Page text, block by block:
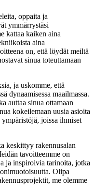
oppaita ja
ymmärrystäsi
kattaa kaiken aina
aina
on, että löydät meiltä
sinua toteuttamaan
ja uskomme, että
dynaamisessa maailmassa.
auttaa sinua ottamaan
kokeilemaan uusia asioita
joissa ihmiset
keskittyy rakennusalan
tavoitteemme on
ja inspiroivia tarinoita, jotka
Olipa
me olemme